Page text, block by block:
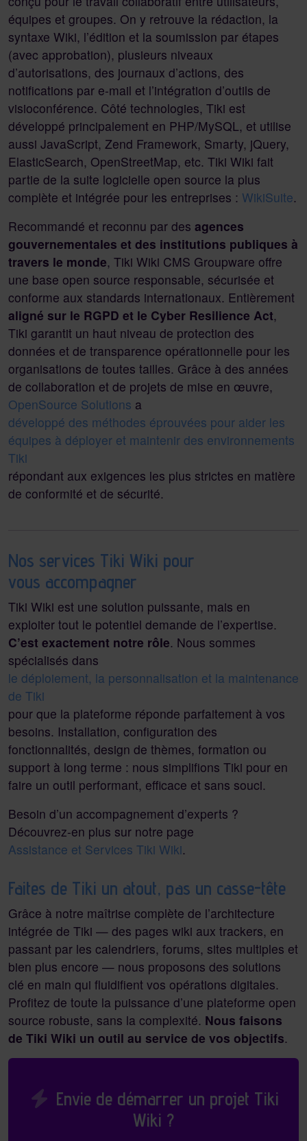
équipes et groupes. On y retrouve la rédaction, la
syntaxe Wiki, l’édition et la soumission par étapes
(avec approbation), plusieurs niveaux
d’autorisations, des journaux d’actions, des
notifications par e-mail et l’intégration d’outils de
visioconférence. Côté technologies, Tiki est
développé principalement en PHP/MySQL, et utilise
aussi JavaScript, Zend Framework, Smarty, jQuery,
ElasticSearch, OpenStreetMap, etc. Tiki Wiki fait
partie de la suite logicielle open source la plus
complète et intégrée pour les entreprises : WikiSuite.
Recommandé et reconnu par des agences
gouvernementales et des institutions publiques à
travers le monde, Tiki Wiki CMS Groupware offre
une base open source responsable, sécurisée et
conforme aux standards internationaux. Entièrement
aligné sur le RGPD et le Cyber Resilience Act,
Tiki garantit un haut niveau de protection des
données et de transparence opérationnelle pour les
organisations de toutes tailles. Grâce à des années
de collaboration et de projets de mise en œuvre,
OpenSource Solutions a
développé des méthodes éprouvées pour aider les
équipes à déployer et maintenir des environnements
Tiki
répondant aux exigences les plus strictes en matière
de conformité et de sécurité.
Nos services Tiki Wiki pour
vous accompagner
Tiki Wiki est une solution puissante, mais en
exploiter tout le potentiel demande de l’expertise.
C’est exactement notre rôle. Nous sommes
spécialisés dans
le déploiement, la personnalisation et la maintenance
de Tiki
pour que la plateforme réponde parfaitement à vos
besoins. Installation, configuration des
fonctionnalités, design de thèmes, formation ou
support à long terme : nous simplifions Tiki pour en
faire un outil performant, efficace et sans souci.
Besoin d’un accompagnement d’experts ?
Découvrez-en plus sur notre page
Assistance et Services Tiki Wiki.
Faites de Tiki un atout, pas un casse-tête
Grâce à notre maîtrise complète de l’architecture
intégrée de Tiki — des pages wiki aux trackers, en
passant par les calendriers, forums, sites multiples et
bien plus encore — nous proposons des solutions
clé en main qui fluidifient vos opérations digitales.
Profitez de toute la puissance d’une plateforme open
source robuste, sans la complexité. Nous faisons
de Tiki Wiki un outil au service de vos objectifs.
Envie de démarrer un projet Tiki
Wiki ?